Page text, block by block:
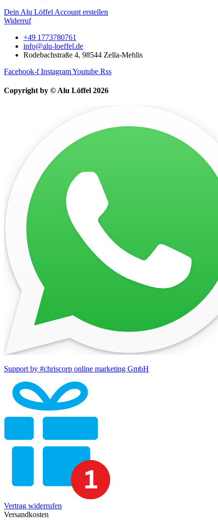
Dein Alu Löffel Account erstellen
Widerruf
+49 1773780761
info@alu-loeffel.de
Rodebachstraße 4, 98544 Zella-Mehlis
Facebook-f InstagramYoutube Rss
Copyright by © Alu Löffel 2026
Support by #chriscorp online marketing GmbH
Vertrag widerrufen
Versandkosten